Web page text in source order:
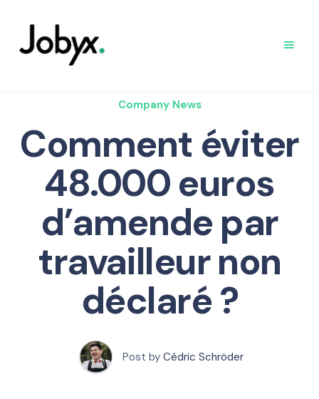
Company News
Comment éviter
48.000 euros
d’amende par
travailleur non
déclaré ?
Post by Cédric Schröder